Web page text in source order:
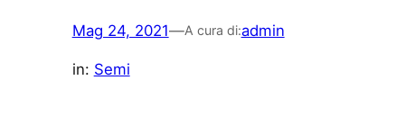
Mag 24, 2021—A cura di:admin
in: Semi